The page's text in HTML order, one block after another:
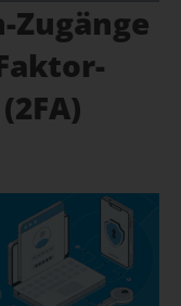
Zugänge